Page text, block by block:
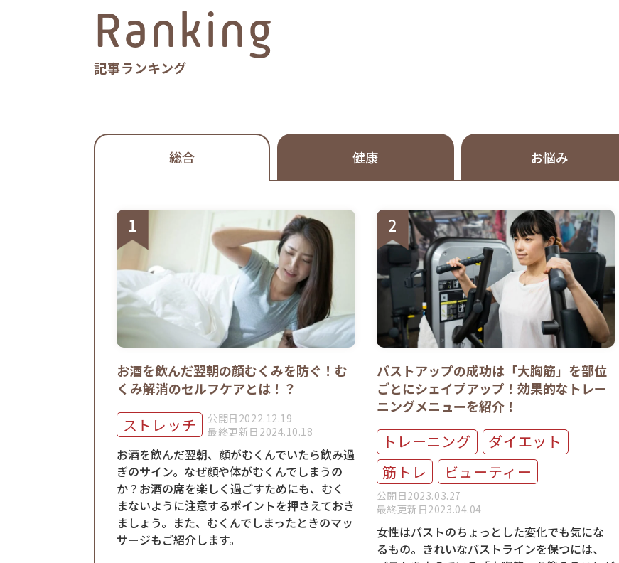
Ranking
記事ランキング
総合 健康 お悩み
お酒を飲んだ翌朝の顔むくみを防ぐ！む
くみ解消のセルフケアとは！？
ストレッチ
公開日2022.12.19
最終更新日2024.10.18
お酒を飲んだ翌朝、顔がむくんでいたら飲み過
ぎのサイン。なぜ顔や体がむくんでしまうの
か？お酒の席を楽しく過ごすためにも、むく
まないように注意するポイントを押さえておき
ましょう。また、むくんでしまったときのマッ
サージもご紹介します。
バストアップの成功は「大胸筋」を部位
ごとにシェイプアップ！効果的なトレー
ニングメニューを紹介！
トレーニング
ダイエット
筋トレ
ビューティー
公開日2023.03.27
最終更新日2023.04.04
女性はバストのちょっとした変化でも気にな
るもの。きれいなバストラインを保つには、